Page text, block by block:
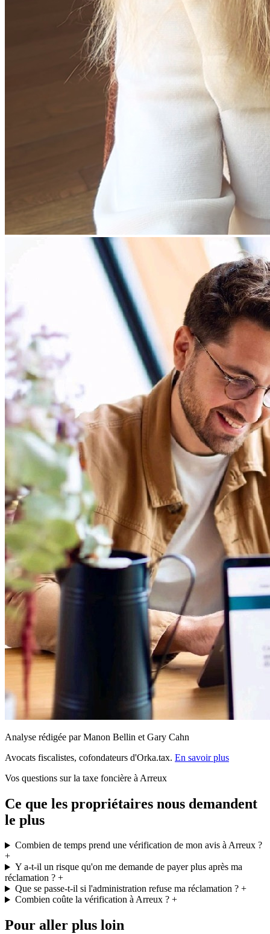
Analyse rédigée par Manon Bellin et Gary Cahn
Avocats fiscalistes, cofondateurs d'Orka.tax. En savoir plus
Vos questions sur la taxe foncière à Arreux
Ce que les propriétaires nous demandent
le plus
Combien de temps prend une vérification de mon avis à Arreux ?
+
Y a-t-il un risque qu'on me demande de payer plus après ma
réclamation ? +
Que se passe-t-il si l'administration refuse ma réclamation ?+
Combien coûte la vérification à Arreux ?+
Pour aller plus loin